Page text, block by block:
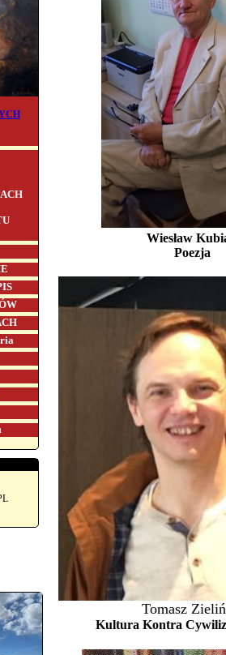
Wiesław
Poezja
Tomasz
Kultura Kontra